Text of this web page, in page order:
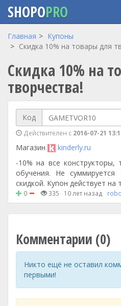
Перейти
содержанию
SHOPOPRO
Главная
Купоны
Скидка 10% на товары для
Скидка 10% на
творчества!
Код
Действителен с 2016-07-21
Магазин
kinderly.ru
-10% на все конструкторы,
обучения. Не суммируется
скидкой. Купон действует на
0 335 10 лет назад
Комментарии (0)
Никто ещё не оставил
первыми!